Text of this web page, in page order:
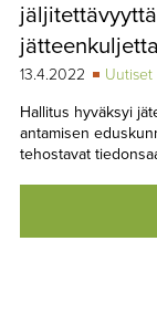
13.4.2022
Uutiset
Hallitus hyväksyi
antamisen
tehostavat